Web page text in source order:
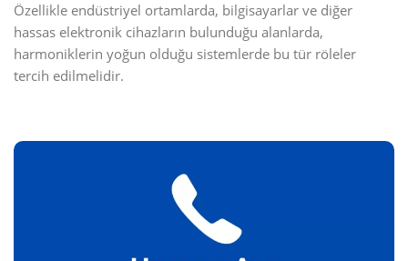
Özellikle endüstriyel ortamlarda, bilgisayarlar ve diğer
hassas elektronik cihazların bulunduğu alanlarda,
harmoniklerin yoğun olduğu sistemlerde bu tür röleler
tercih edilmelidir.